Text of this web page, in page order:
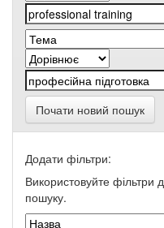
Почати новий пошук
Додати фільтри:
Використовуйте фільтри
пошуку.